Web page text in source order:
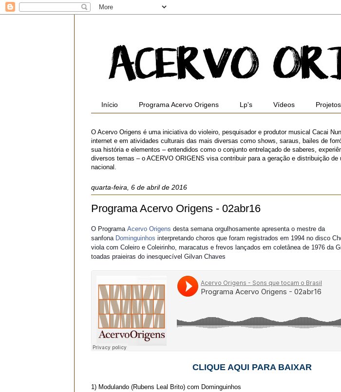
Início Programa Acervo Origens Lp's Vídeos Projetos
O Acervo Origens é uma iniciativa do violeiro, pesquisador e produtor musical Cacai
internet e em atividades culturais das mais diversas como shows, saraus, bailes de
sua história e elementos – entendidos como o conjunto entrelaçado de saberes,
diversos temas – o ACERVO ORIGENS visa contribuir para a geração e distribuição
nacional.
quarta-feira, 6 de abril de 2016
Programa Acervo Origens - 02abr16
O Programa Acervo Origens desta semana orgulhosamente apresenta o mestre da
sanfona Dominguinhos interpretando choros que foram registrados em 1994 no disco
viola com Coleiro e Coleirinho, maracatus e frevos lançados em coletânea de 1976 da
toadas praieiras do inesquecível Gilvan Chaves
CLIQUE AQUI PARA BAIXAR
1) Modulando (Rubens Leal Brito) com Dominguinhos